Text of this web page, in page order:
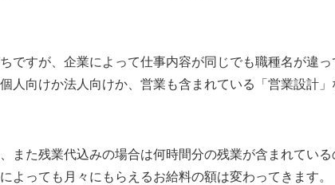
ですが、企業によって仕事内容が同じでも職種名が違っ
人向けか法人向けか、営業も含まれている「営業設計」
また残業代込みの場合は何時間分の残業が含まれている
よっても月々にもらえるお給料の額は変わってきます。